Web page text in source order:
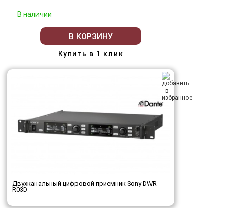
В наличии
В КОРЗИНУ
Купить в 1 клик
Двухканальный цифровой приемник Sony DWR-
R03D